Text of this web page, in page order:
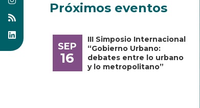
Próximos eventos
SEP
16
III Simposio Internacional
“Gobierno Urbano:
debates entre lo urbano
y lo metropolitano”